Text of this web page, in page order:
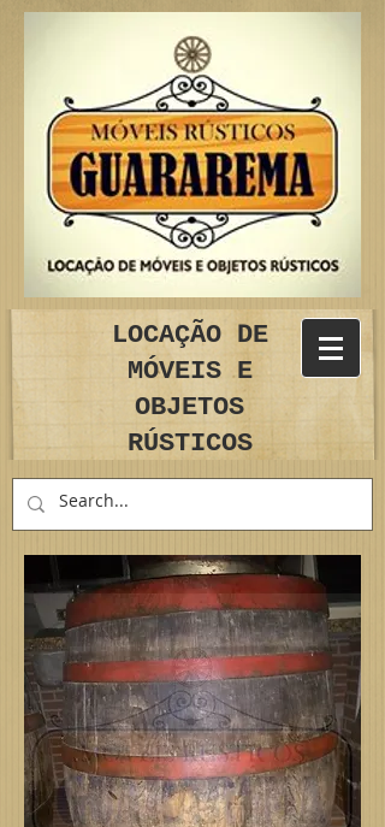
LOCAÇÃO DE
MÓVEIS E
OBJETOS
RÚSTICOS